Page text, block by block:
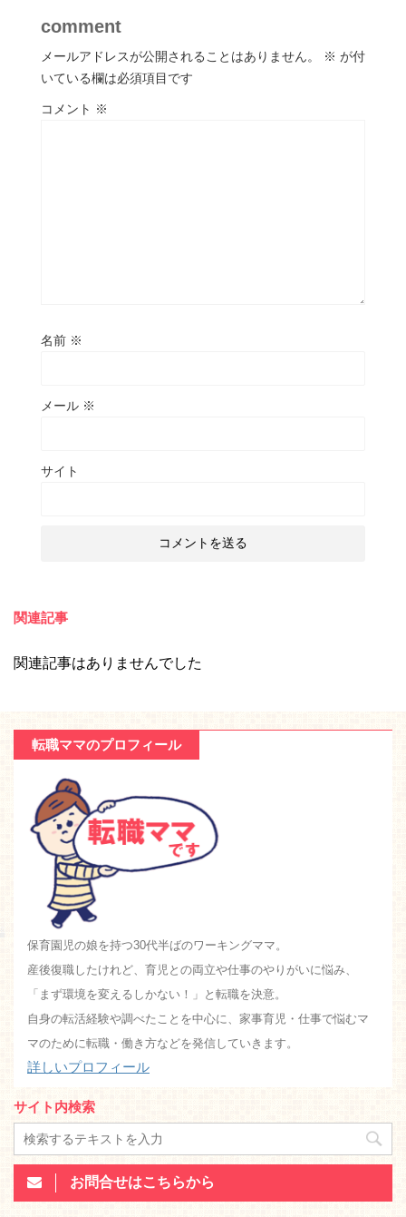
comment
メールアドレスが公開されることはありません。 ※ が付
いている欄は必須項目です
コメント ※
名前 ※
メール ※
サイト
関連記事
関連記事はありませんでした
転職ママのプロフィール
保育園児の娘を持つ30代半ばのワーキングママ。
産後復職したけれど、育児との両立や仕事のやりがいに悩み、
「まず環境を変えるしかない！」と転職を決意。
自身の転活経験や調べたことを中心に、家事育児・仕事で悩むマ
マのために転職・働き方などを発信していきます。
詳しいプロフィール
サイト内検索
お問合せはこちらから